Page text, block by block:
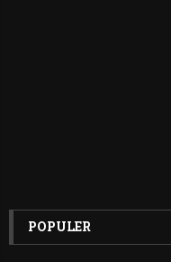
POPULER